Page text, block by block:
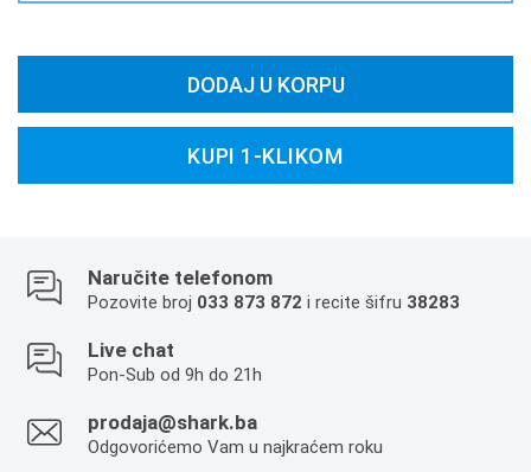
DODAJ U KORPU
KUPI 1-KLIKOM
Naručite telefonom
Pozovite broj 033 873 872 i recite šifru 38283
Live chat
Pon-Sub od 9h do 21h
prodaja@shark.ba
Odgovorićemo Vam u najkraćem roku